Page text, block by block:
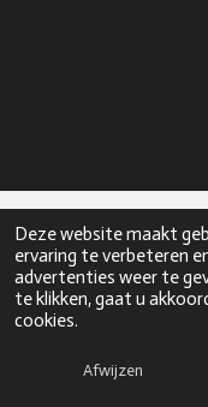
Deze website maakt
ervaring te verbeteren
advertenties weer te
te klikken, gaat u
cookies.
Afwijzen
© 2023 - 2026 Hop2GO
E-mailadres